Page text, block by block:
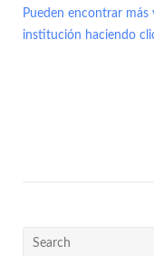
Pueden encontrar más
institución haciendo